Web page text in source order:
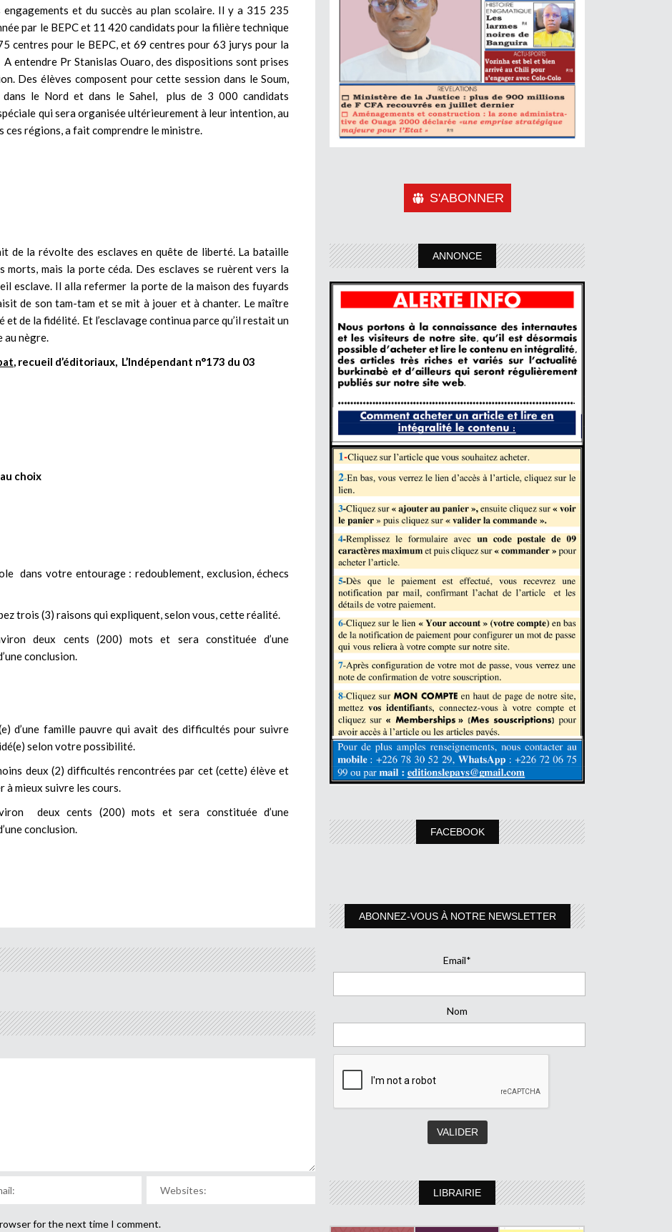
et du succès au plan scolaire. Il y a 315 235
par le BEPC et 11 420 candidats pour la filière technique
centres pour le BEPC, et 69 centres pour 63 jurys pour la
entendre Pr Stanislas Ouaro, des dispositions sont prises
Des élèves composent pour cette session dans le Soum,
le Nord et dans le Sahel, plus de 3 000 candidats
qui sera organisée ultérieurement à leur intention, au
régions, a fait comprendre le ministre.
de la révolte des esclaves en quête de liberté. La bataille
morts, mais la porte céda. Des esclaves se ruèrent vers la
esclave. Il alla refermer la porte de la maison des fuyards
de son tam-tam et se mit à jouer et à chanter. Le maître
et de la fidélité. Et l’esclavage continua parce qu’il restait un
au nègre.
, recueil d’éditoriaux, L’Indépendant n°173 du 03
choix
dans votre entourage : redoublement, exclusion, échecs
trois (3) raisons qui expliquent, selon vous, cette réalité.
deux cents (200) mots et sera constituée d’une
conclusion.
d’une famille pauvre qui avait des difficultés pour suivre
selon votre possibilité.
deux (2) difficultés rencontrées par cet (cette) élève et
à mieux suivre les cours.
deux cents (200) mots et sera constituée d’une
conclusion.
for the next time I comment.
S'ABONNER
ANNONCE
FACEBOOK
ABONNEZ-VOUS À NOTRE NEWSLETTER
Email*
Nom
LIBRAIRIE